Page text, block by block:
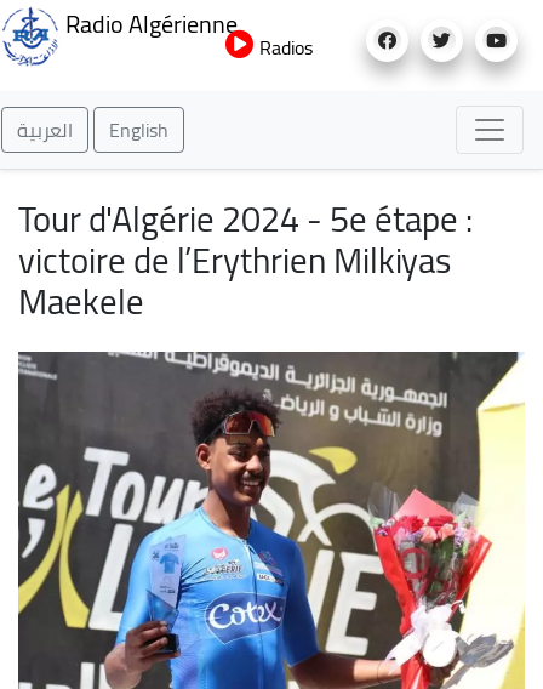
au
Radio Algérienne
Radios
العربية English
Tour d'Algérie 2024 - 5e étape :
victoire de l’Erythrien Milkiyas
Maekele